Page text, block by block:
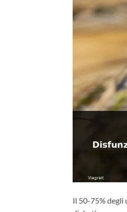
Il 50-75% degli